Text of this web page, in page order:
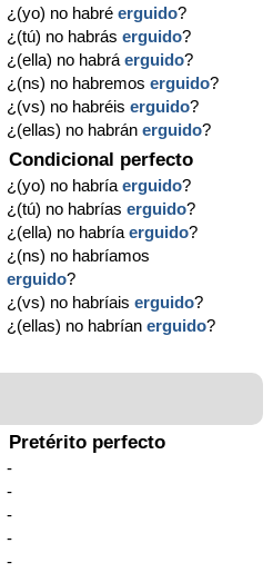
¿(yo) no habréerguido?
¿(tú) no habráserguido?
¿(ella) no habráerguido?
¿(ns) no habremoserguido?
¿(vs) no habréiserguido?
¿(ellas) no habránerguido?
Condicional perfecto
¿(yo) no habríaerguido?
¿(tú) no habríaserguido?
¿(ella) no habríaerguido?
¿(ns) no habríamos
erguido?
¿(vs) no habríaiserguido?
¿(ellas) no habríanerguido?
Pretérito perfecto
-
-
-
-
-